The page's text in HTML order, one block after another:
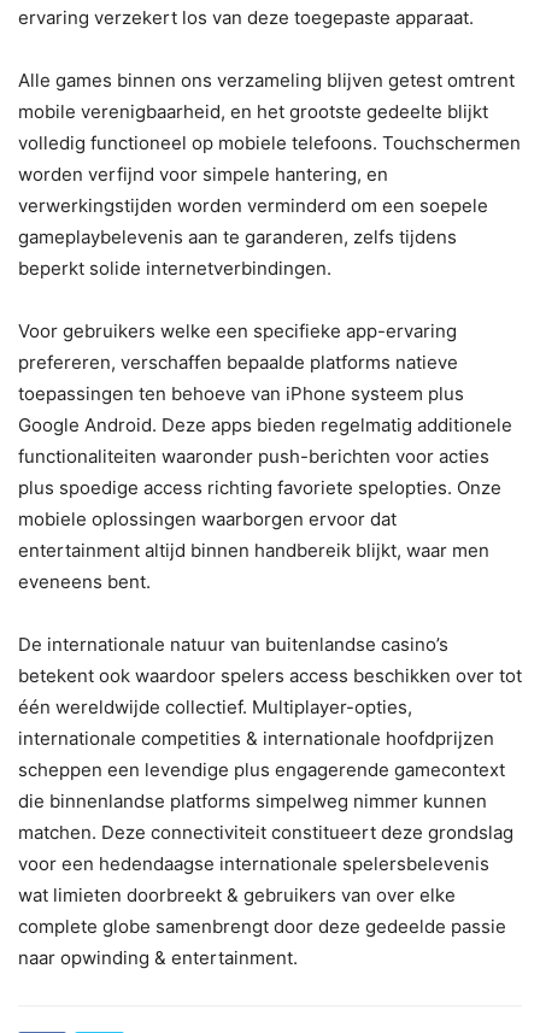
ervaring verzekert los van deze toegepaste apparaat.
Alle games binnen ons verzameling blijven getest omtrent
mobile verenigbaarheid, en het grootste gedeelte blijkt
volledig functioneel op mobiele telefoons. Touchschermen
worden verfijnd voor simpele hantering, en
verwerkingstijden worden verminderd om een soepele
gameplaybelevenis aan te garanderen, zelfs tijdens
beperkt solide internetverbindingen.
Voor gebruikers welke een specifieke app-ervaring
prefereren, verschaffen bepaalde platforms natieve
toepassingen ten behoeve van iPhone systeem plus
Google Android. Deze apps bieden regelmatig additionele
functionaliteiten waaronder push-berichten voor acties
plus spoedige access richting favoriete spelopties. Onze
mobiele oplossingen waarborgen ervoor dat
entertainment altijd binnen handbereik blijkt, waar men
eveneens bent.
De internationale natuur van buitenlandse casino’s
betekent ook waardoor spelers access beschikken over tot
één wereldwijde collectief. Multiplayer-opties,
internationale competities & internationale hoofdprijzen
scheppen een levendige plus engagerende gamecontext
die binnenlandse platforms simpelweg nimmer kunnen
matchen. Deze connectiviteit constitueert deze grondslag
voor een hedendaagse internationale spelersbelevenis
wat limieten doorbreekt & gebruikers van over elke
complete globe samenbrengt door deze gedeelde passie
naar opwinding & entertainment.